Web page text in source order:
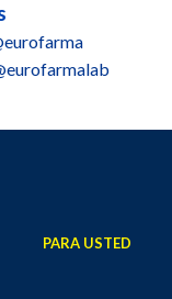
PARA USTED